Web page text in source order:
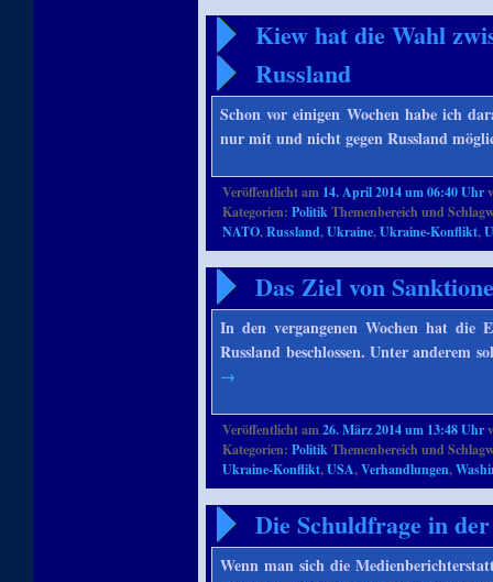
Kiew hat die Wahl
Russland
Schon vor einigen Wochen habe ich
nur mit und nicht gegen Russland
Veröffentlicht am 14. April 2014 um 06:40 Uhr
Kategorien:PolitikThemenbereich und
NATO,Russland,Ukraine,Ukraine-Konflikt,
Das Ziel von
In den vergangenen Wochen hat die
Russland beschlossen. Unter
→
Veröffentlicht am26. März 2014 um 13:48 Uhr
Kategorien:PolitikThemenbereich und
Ukraine-Konflikt,USA,Verhandlungen,
Die Schuldfrage in
Wenn man sich die